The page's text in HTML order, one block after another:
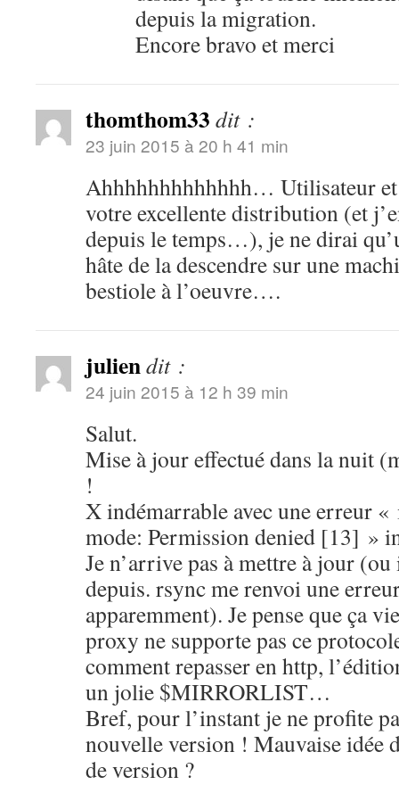
depuis la migration.
Encore bravo et merci
thomthom33 dit :
23 juin 2015 à 20 h 41 min
Ahhhhhhhhhhhhh… Utilisateur et
votre excellente distribution (et
depuis le temps…), je ne dirai
hâte de la descendre sur une
bestiole à l’oeuvre….
juliendit :
24 juin 2015 à 12 h 39 min
Salut.
Mise à jour effectué dans la nuit
!
X indémarrable avec une erreur
mode: Permission denied [13] »
Je n’arrive pas à mettre à jour
depuis. rsync me renvoi une
apparemment). Je pense que ça
proxy ne supporte pas ce
comment repasser en http,
un jolie $MIRRORLIST…
Bref, pour l’instant je ne profite
nouvelle version ! Mauvaise idée
de version ?